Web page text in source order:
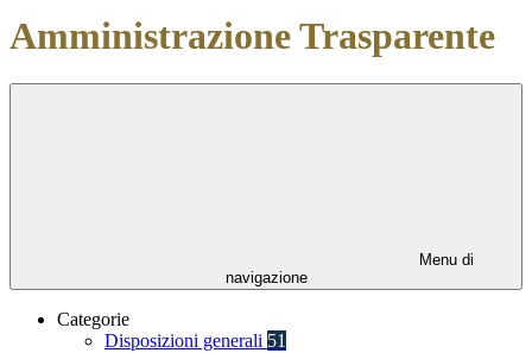
Amministrazione Trasparente
Menu di
navigazione
Categorie
Disposizioni generali 51